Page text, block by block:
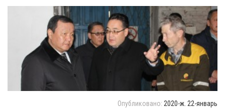
Опубликовано: 2020-ж. 22-январь